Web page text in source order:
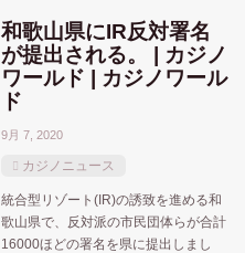
和歌山県にIR反対署名
が提出される。 | カジノ
ワールド | カジノワール
ド
9月 7, 2020
カジノニュース
統合型リゾート(IR)の誘致を進める和
歌山県で、反対派の市民団体らが合計
16000ほどの署名を県に提出しまし